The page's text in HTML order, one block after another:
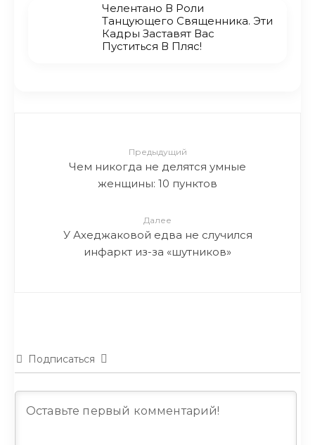
Челентано В Роли
Танцующего Священника. Эти
Кадры Заставят Вас
Пуститься В Пляс!
Предыдущий
Чем никогда не делятся умные
женщины: 10 пунктов
Далее
У Ахеджаковой едва не случился
инфаркт из-за «шутников»
Подписаться